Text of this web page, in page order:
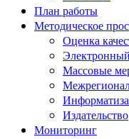
План работы
Методическое
Оценка
Массовые
Издательство
Мониторинг